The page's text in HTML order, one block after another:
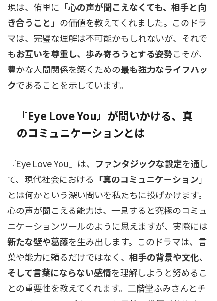
現は、侑里に 「心の声が聞こえなくても、相手と向
き合うこと」 の価値を教えてくれました。このドラ
マは、完璧な理解は不可能かもしれないが、それで
もお互いを尊重し、歩み寄ろうとする姿勢こそが、
豊かな人間関係を築くための最も強力なライフハッ
クであることを示しています。
『Eye Love You』が問いかける、真
のコミュニケーションとは
『Eye Love You』は、 ファンタジックな設定を通し
て、現代社会における 「真のコミュニケーション」
とは何かという深い問いを私たちに投げかけます。
心の声が聞こえる能力は、一見すると究極のコミュ
ニケーションツールのように思えますが、実際には
新たな壁や葛藤を生み出します。このドラマは、言
葉や能力に頼るだけではなく、 相手の背景や文化、
そして言葉にならない感情を理解しようと努めるこ
との重要性を教えてくれます。二階堂ふみさんとチ